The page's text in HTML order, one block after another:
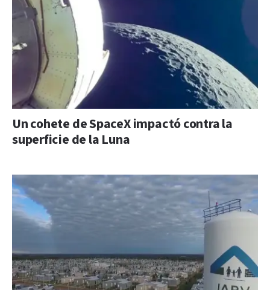
Un cohete de SpaceX impactó contra la
superficie de la Luna